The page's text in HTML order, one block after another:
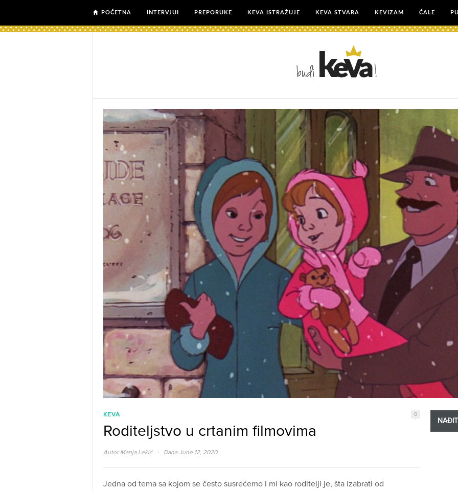
POČETNA INTERVJUI PREPORUKE KEVA ISTRAŽUJE KEVA STVARA KEVIZAM ĆALE
KEVA 0
Roditeljstvo u crtanim filmovima
Autor Manja Lekić · Dana June 12, 2020
Jedna od tema sa kojom se često susrećemo i mi kao roditelji je, šta izabrati od